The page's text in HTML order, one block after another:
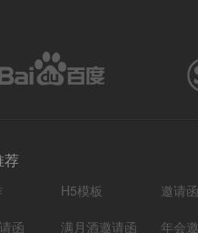
荐
H5模板
邀请
函
满月酒邀请函
年会